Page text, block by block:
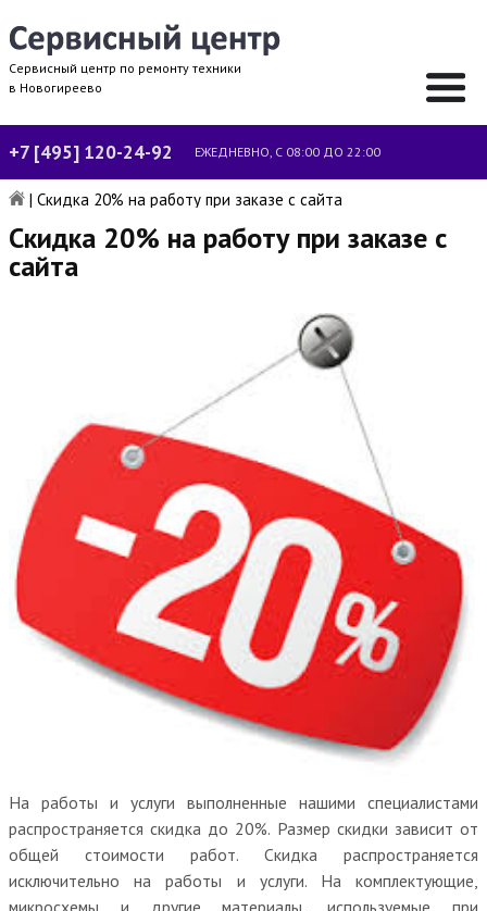
Сервисный центр по ремонту техники
в Новогиреево
+7 [495] 120-24-92 ЕЖЕДНЕВНО, С 08:00 ДО 22:00
| Скидка 20% на работу при заказе с сайта
Скидка 20% на работу при заказе с
сайта
На работы и услуги выполненные нашими специалистами
распространяется скидка до 20%. Размер скидки зависит от
общей стоимости работ. Скидка распространяется
исключительно на работы и услуги. На комплектующие,